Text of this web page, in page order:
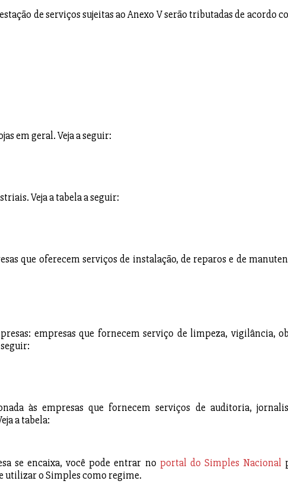
de serviços sujeitas ao Anexo V serão tributadas de acordo
em geral. Veja a seguir:
Veja a tabela a seguir:
que oferecem serviços de instalação, de reparos e de
empresas que fornecem serviço de limpeza, vigilância,
às empresas que fornecem serviços de auditoria,
a tabela:
se encaixa, você pode entrar no portal do Simples Nacional
utilizar o Simples como regime.